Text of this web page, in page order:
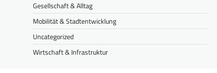
Gesellschaft & Alltag
Mobilität & Stadtentwicklung
Uncategorized
Wirtschaft & Infrastruktur